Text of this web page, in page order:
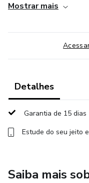
Mostrar mais
Detalhes
Garantia de 15 dias
Estude do seu jeito
Saiba mais